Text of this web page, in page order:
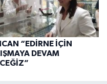
“EDİRNE İÇİN
DEVAM